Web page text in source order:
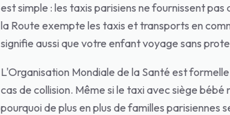
est simple : les taxis parisiens ne fournissent
la Route exempte les taxis et transports en
signifie aussi que votre enfant voyage sans
L'Organisation Mondiale de la Santé est
cas de collision. Même si le taxi avec siège
pourquoi de plus en plus de familles